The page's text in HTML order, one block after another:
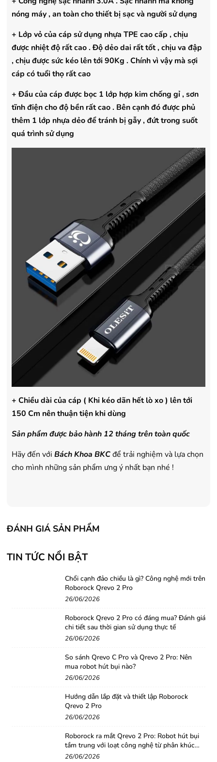
nóng máy , an toàn cho thiết bị sạc và người sử dụng
+ Lớp vỏ của cáp sử dụng nhựa TPE cao cấp , chịu
được nhiệt độ rất cao . Độ dẻo dai rất tốt , chịu va đập
, chịu được sức kéo lên tới 90Kg . Chính vì vậy mà sợi
cáp có tuổi thọ rất cao
+ Đầu của cáp được bọc 1 lớp hợp kim chống gỉ , sơn
tĩnh điện cho độ bền rất cao . Bên cạnh đó được phủ
thêm 1 lớp nhựa dẻo để tránh bị gẫy , đứt trong suốt
quá trình sử dụng
+ Chiều dài của cáp ( Khi kéo dãn hết lò xo ) lên tới
150 Cm nên thuận tiện khi dùng
Sản phẩm được bảo hành 12 tháng trên toàn quốc
Hãy đến với Bách Khoa BKCđể trải nghiệm và lựa chọn
cho mình những sản phẩm ưng ý nhất bạn nhé !
ĐÁNH GIÁ SẢN PHẨM
TIN TỨC NỔI BẬT
Chổi cạnh đảo chiều là gì? Công nghệ mới trên
Roborock Qrevo 2 Pro
26/06/2026
Roborock Qrevo 2 Pro có đáng mua? Đánh giá
chi tiết sau thời gian sử dụng thực tế
26/06/2026
So sánh Qrevo C Pro và Qrevo 2 Pro: Nên
mua robot hút bụi nào?
26/06/2026
Hướng dẫn lắp đặt và thiết lập Roborock
Qrevo 2 Pro
26/06/2026
Roborock ra mắt Qrevo 2 Pro: Robot hút bụi
tầm trung với loạt công nghệ từ phân khúc
cao cấp
26/06/2026